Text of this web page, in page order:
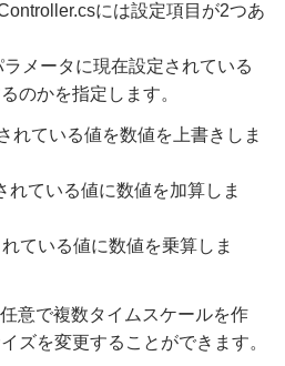
には設定項目が2つあ
メータに現在設定されている
のかを指定します。
れている値を数値を上書きしま
れている値に数値を加算しま
ている値に数値を乗算しま
意で複数タイムスケールを作
ズを変更することができます。